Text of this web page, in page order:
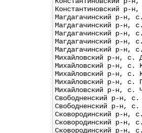
Константиновский
Магдагачинский
Магдагачинский
Магдагачинский
Магдагачинский
Магдагачинский
Михайловский р-
Михайловский р-
Михайловский р-н,
Михайловский р-
Михайловский р-н,
Свободненский
Свободненский р-
Сковородинский
Сковородинский
Сковородинский